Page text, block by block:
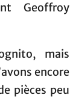
Geoffroy
mais
encore
pièces peu